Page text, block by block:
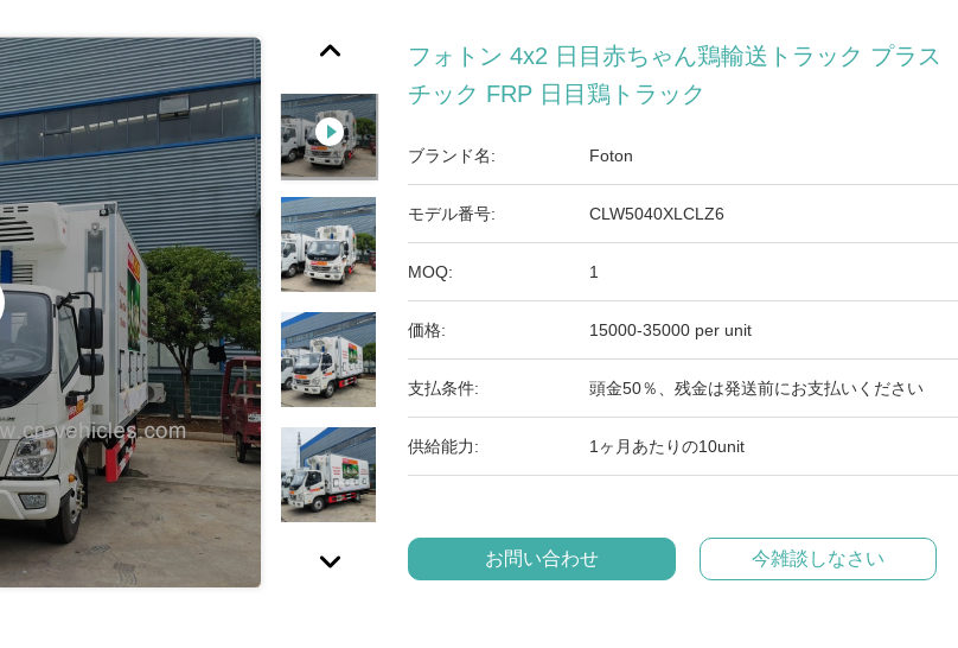
フォトン 4x2 日目赤ちゃん鶏輸送トラック プラス
チック FRP 日目鶏トラック
ブランド名: Foton
モデル番号: CLW5040XLCLZ6
MOQ: 1
価格: 15000-35000 per unit
支払条件: 頭金50％、残金は発送前にお支払いください
供給能力: 1ヶ月あたりの10unit
お問い合わせ 今雑談しなさい